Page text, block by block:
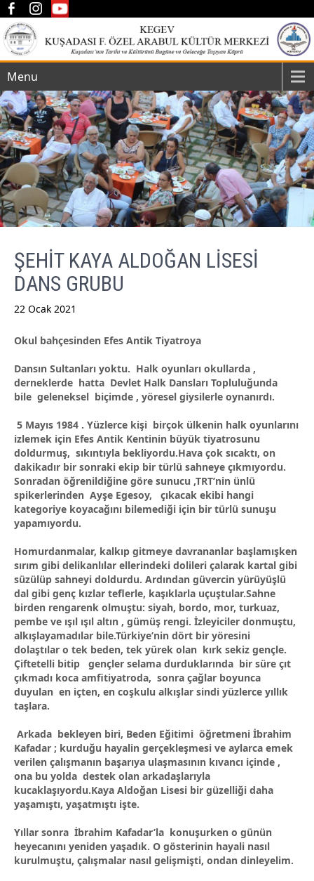
Menu
ŞEHİT KAYA ALDOĞAN LİSESİ
DANS GRUBU
22 Ocak 2021
Okul bahçesinden Efes Antik Tiyatroya
Dansın Sultanları yoktu. Halk oyunları okullarda ,
derneklerde hatta Devlet Halk Dansları Topluluğunda
bile geleneksel biçimde , yöresel giysilerle oynanırdı.
5 Mayıs 1984 . Yüzlerce kişi birçok ülkenin halk oyunlarını
izlemek için Efes Antik Kentinin büyük tiyatrosunu
doldurmuş, sıkıntıyla bekliyordu.Hava çok sıcaktı, on
dakikadır bir sonraki ekip bir türlü sahneye çıkmıyordu.
Sonradan öğrenildiğine göre sunucu ,TRT’nin ünlü
spikerlerinden Ayşe Egesoy, çıkacak ekibi hangi
kategoriye koyacağını bilemediği için bir türlü sunuşu
yapamıyordu.
Homurdanmalar, kalkıp gitmeye davrananlar başlamışken
sırım gibi delikanlılar ellerindeki dolileri çalarak kartal gibi
süzülüp sahneyi doldurdu. Ardından güvercin yürüyüşlü
dal gibi genç kızlar teflerle, kaşıklarla uçuştular.Sahne
birden rengarenk olmuştu: siyah, bordo, mor, turkuaz,
pembe ve ışıl ışıl altın , gümüş rengi. İzleyiciler donmuştu,
alkışlayamadılar bile.Türkiye’nin dört bir yöresini
dolaştılar o tek beden, tek yürek olan kırk sekiz gençle.
Çiftetelli bitip gençler selama durduklarında bir süre çıt
çıkmadı koca amfitiyatroda, sonra çağlar boyunca
duyulan en içten, en coşkulu alkışlar sindi yüzlerce yıllık
taşlara.
Arkada bekleyen biri, Beden Eğitimi öğretmeni İbrahim
Kafadar ; kurduğu hayalin gerçekleşmesi ve aylarca emek
verilen çalışmanın başarıya ulaşmasının kıvancı içinde ,
ona bu yolda destek olan arkadaşlarıyla
kucaklaşıyordu.Kaya Aldoğan Lisesi bir güzelliği daha
yaşamıştı, yaşatmıştı işte.
Yıllar sonra İbrahim Kafadar’la konuşurken o günün
heyecanını yeniden yaşadık. O gösterinin hayali nasıl
kurulmuştu, çalışmalar nasıl gelişmişti, ondan dinleyelim.